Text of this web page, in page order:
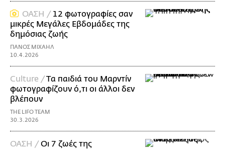
ΟΑΣΗ / 12 φωτογραφίες σαν
μικρές Μεγάλες Εβδομάδες της
δημόσιας ζωής
ΠΑΝΟΣ ΜΙΧΑΗΛ
10.4.2026
Culture /Tα παιδιά του Μαρντίν
φωτογραφίζουν ό,τι οι άλλοι δεν
βλέπουν
THE LIFO TEAM
30.3.2026
ΟΑΣΗ / Οι 7 ζωές της